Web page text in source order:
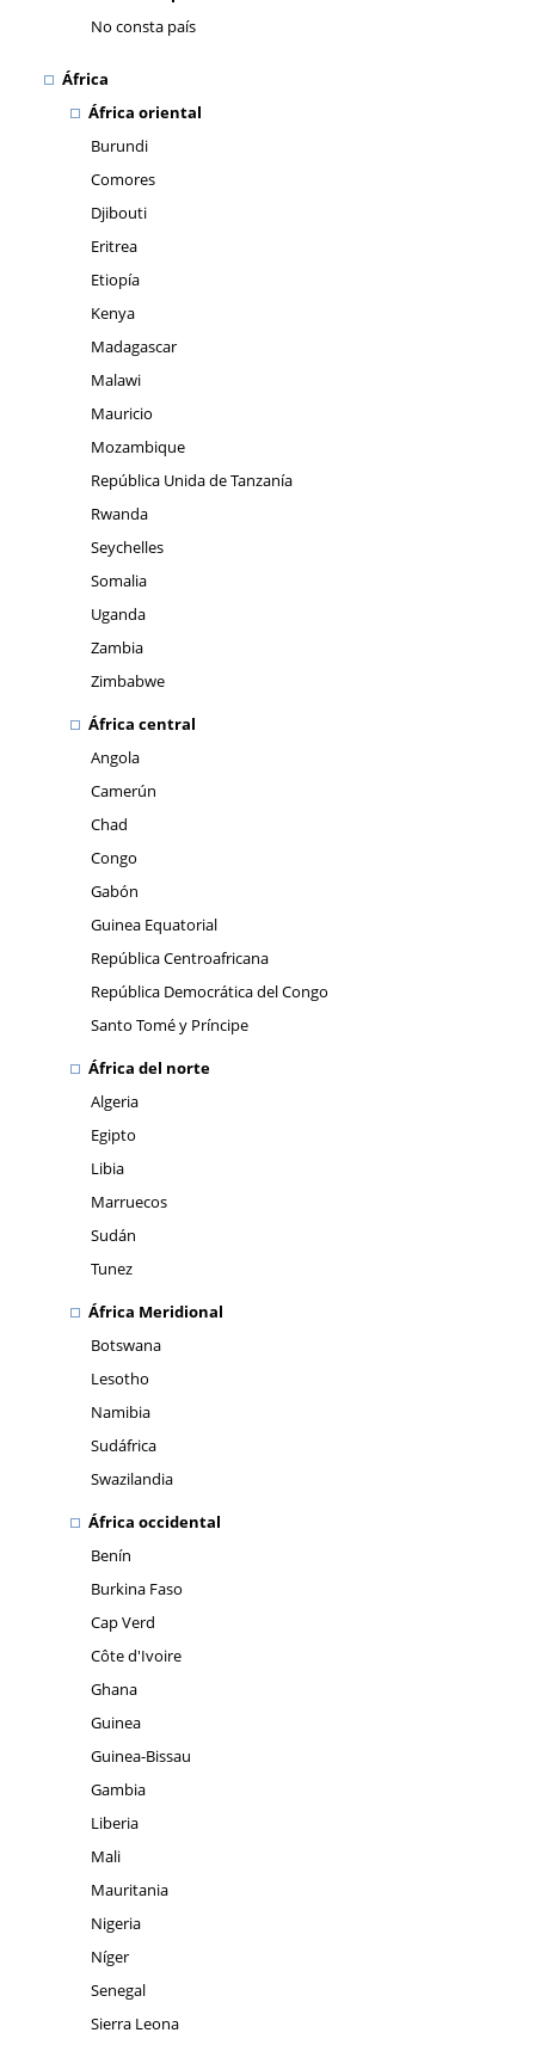
No consta país
África
África oriental
Burundi
Comores
Djibouti
Eritrea
Etiopía
Kenya
Madagascar
Malawi
Mauricio
Mozambique
República Unida de Tanzanía
Rwanda
Seychelles
Somalia
Uganda
Zambia
Zimbabwe
África central
Angola
Camerún
Chad
Congo
Gabón
Guinea Equatorial
República Centroafricana
República Democrática del Congo
Santo Tomé y Príncipe
África del norte
Algeria
Egipto
Libia
Marruecos
Sudán
Tunez
África Meridional
Botswana
Lesotho
Namibia
Sudáfrica
Swazilandia
África occidental
Benín
Burkina Faso
Cap Verd
Côte d'Ivoire
Ghana
Guinea
Guinea-Bissau
Gambia
Liberia
Mali
Mauritania
Nigeria
Níger
Senegal
Sierra Leona